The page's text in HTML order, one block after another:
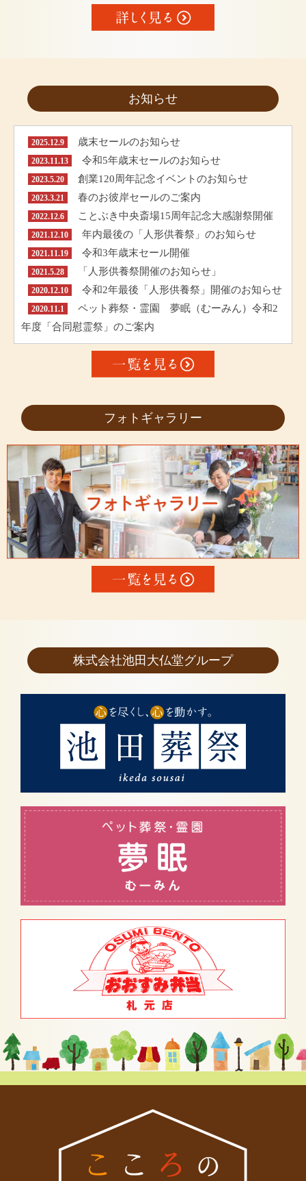
お知らせ
2025.12.9 歳末セールのお知らせ
2023.11.13 令和5年歳末セールのお知らせ
2023.5.20 創業120周年記念イベントのお知らせ
2023.3.21 春のお彼岸セールのご案内
2022.12.6 ことぶき中央斎場15周年記念大感謝祭開催
2021.12.10 年内最後の「人形供養祭」のお知らせ
2021.11.19 令和3年歳末セール開催
2021.5.28 「人形供養祭開催のお知らせ」
2020.12.10 令和2年最後「人形供養祭」開催のお知らせ
2020.11.1
ペット葬祭・霊園 夢眠（むーみん）令和2
年度「合同慰霊祭」のご案内
フォトギャラリー
株式会社池田大仏堂グループ